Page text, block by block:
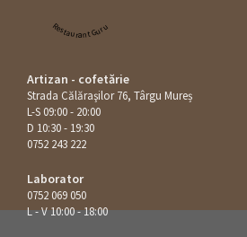
Restaurant Guru
Artizan - cofetărie
Strada Călăraşilor 76, Târgu Mureș
L-S 09:00 - 20:00
D 10:30 - 19:30
0752 243 222
Laborator
0752 069 050
L - V 10:00 - 18:00